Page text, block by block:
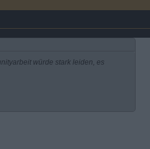
würde stark leiden, es